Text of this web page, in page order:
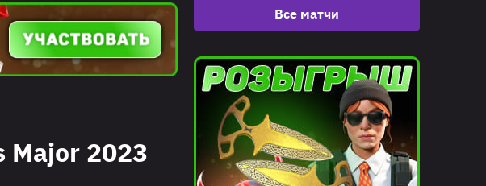
Major 2023
Все матчи